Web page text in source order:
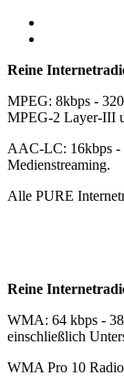
Reine
MPEG: 8kbps -
MPEG-2 Layer-III
AAC-LC: 16kbps -
Medienstreaming.
Alle PURE
Reine
WMA: 64 kbps -
einschließlich
WMA Pro 10